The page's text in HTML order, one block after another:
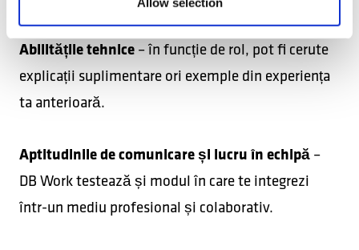
Abilitățile tehnice – în funcție de rol, pot fi cerute
explicații suplimentare ori exemple din experiența
ta anterioară.
Aptitudinile de comunicare și lucru în echipă –
DB Work testează și modul în care te integrezi
într-un mediu profesional și colaborativ.